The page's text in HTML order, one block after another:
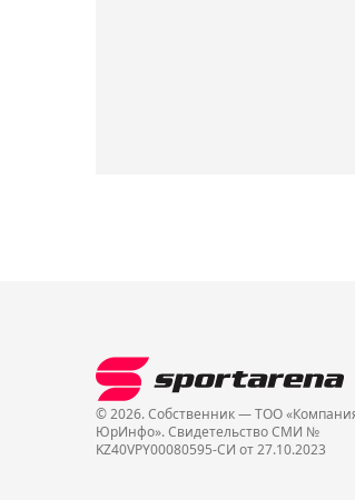
© 2026. Собственник — ТОО
ЮрИнфо». Cвидетельство СМИ №
KZ40VPY00080595-СИ от 27.10.2023